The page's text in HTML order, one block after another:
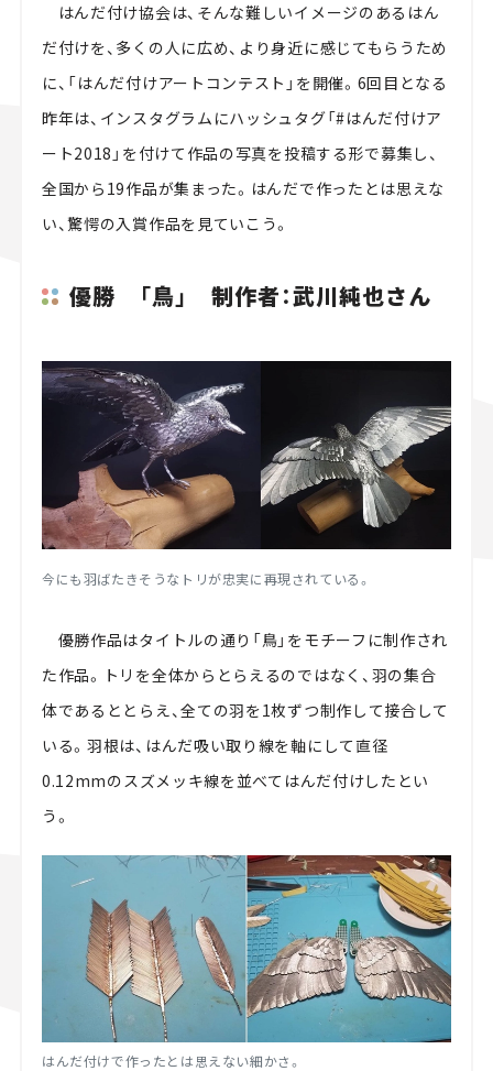
はんだ付け協会は、そんな難しいイメージのあるはん
だ付けを、多くの人に広め、より身近に感じてもらうため
に、「はんだ付けアートコンテスト」を開催。6回目となる
昨年は、インスタグラムにハッシュタグ「#はんだ付けア
ート2018」を付けて作品の写真を投稿する形で募集し、
全国から19作品が集まった。はんだで作ったとは思えな
い、驚愕の入賞作品を見ていこう。
優勝 「鳥」 制作者：武川純也さん
今にも羽ばたきそうなトリが忠実に再現されている。
優勝作品はタイトルの通り「鳥」をモチーフに制作され
た作品。トリを全体からとらえるのではなく、羽の集合
体であるととらえ、全ての羽を1枚ずつ制作して接合して
いる。羽根は、はんだ吸い取り線を軸にして直径
0.12mmのスズメッキ線を並べてはんだ付けしたとい
う。
はんだ付けで作ったとは思えない細かさ。